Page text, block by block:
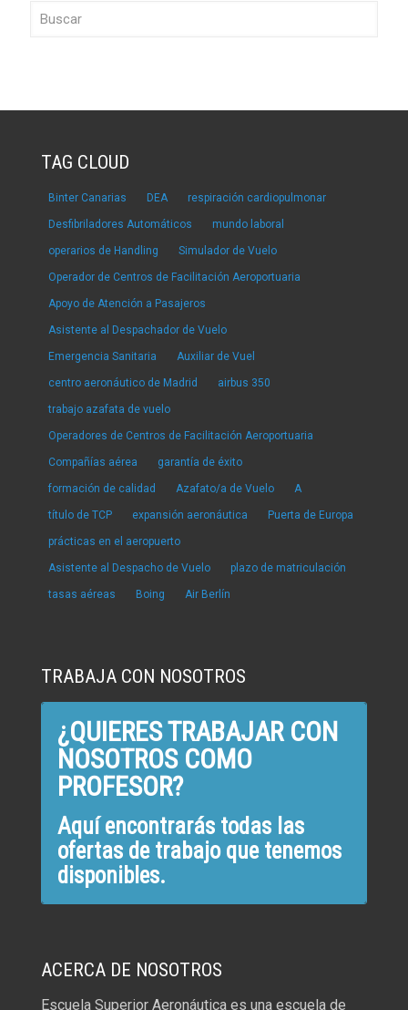
TAG CLOUD
Binter Canarias DEA respiración cardiopulmonar
Desfibriladores Automáticos mundo laboral
operarios de Handling Simulador de Vuelo
Operador de Centros de Facilitación Aeroportuaria
Apoyo de Atención a Pasajeros
Asistente al Despachador de Vuelo
Emergencia Sanitaria Auxiliar de Vuel
centro aeronáutico de Madrid airbus 350
trabajo azafata de vuelo
Operadores de Centros de Facilitación Aeroportuaria
Compañías aérea garantía de éxito
formación de calidad Azafato/a de Vuelo A
título de TCP expansión aeronáutica Puerta de Europa
prácticas en el aeropuerto
Asistente al Despacho de Vuelo plazo de matriculación
tasas aéreas Boing Air Berlín
TRABAJA CON NOSOTROS
¿QUIERES TRABAJAR CON
NOSOTROS COMO
PROFESOR?
Aquí encontrarás todas las
ofertas de trabajo que tenemos
disponibles.
ACERCA DE NOSOTROS
Escuela Superior Aeronáutica es una escuela de